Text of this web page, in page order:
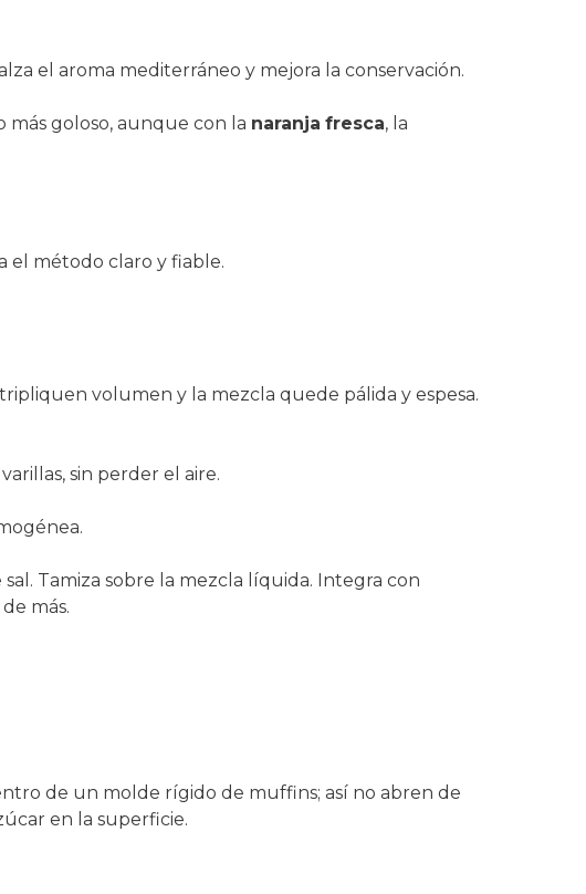
el aroma mediterráneo y mejora la conservación.
más goloso, aunque con la naranja fresca, la
el método claro y fiable.
volumen y la mezcla quede pálida y espesa.
sin perder el aire.
Tamiza sobre la mezcla líquida. Integra con
más.
de un molde rígido de muffins; así no abren de
en la superficie.